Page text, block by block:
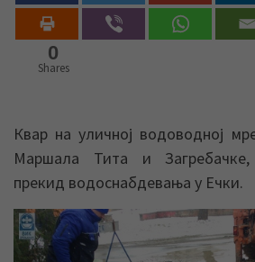
0
Shares
Квар на уличној водоводној
Маршала Тита и Загребачке,
прекид водоснабдевања у Ечки.